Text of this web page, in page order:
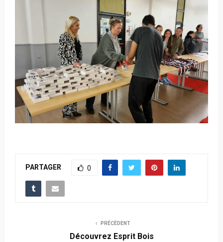
PARTAGER 0
PRÉCÉDENT
Découvrez Esprit Bois